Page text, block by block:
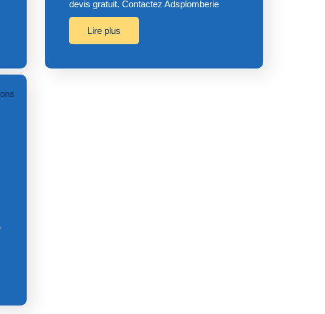
devis gratuit. Contactez Adsplomberie
Lire plus